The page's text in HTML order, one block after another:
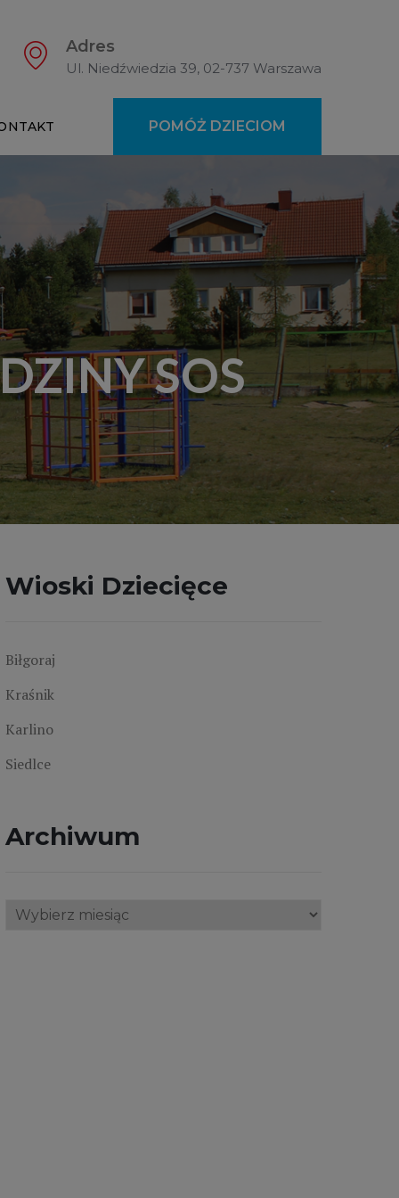
Adres
Ul. Niedźwiedzia 39, 02-737 Warszawa
POMÓŻ DZIECIOM
SOS
Wioski Dziecięce
Biłgoraj
Kraśnik
Karlino
Siedlce
Archiwum
Archiwum